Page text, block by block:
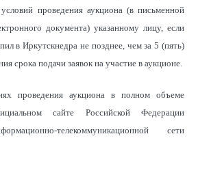
проведения аукциона (в письменной
документа) указанному лицу, если
в Иркутскнедра не позднее, чем за 5 (пять)
срока подачи заявок на участие в аукционе.
проведения аукциона в полном объеме
сайте Российской Федерации
телекоммуникационной сети